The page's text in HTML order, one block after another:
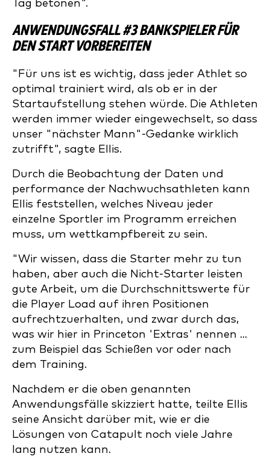
Tag betonen".
ANWENDUNGSFALL #3 BANKSPIELER FÜR
DEN START VORBEREITEN
"Für uns ist es wichtig, dass jeder Athlet so
optimal trainiert wird, als ob er in der
Startaufstellung stehen würde. Die Athleten
werden immer wieder eingewechselt, so dass
unser "nächster Mann"-Gedanke wirklich
zutrifft", sagte Ellis.
Durch die Beobachtung der Daten und
performance der Nachwuchsathleten kann
Ellis feststellen, welches Niveau jeder
einzelne Sportler im Programm erreichen
muss, um wettkampfbereit zu sein.
"Wir wissen, dass die Starter mehr zu tun
haben, aber auch die Nicht-Starter leisten
gute Arbeit, um die Durchschnittswerte für
die Player Load auf ihren Positionen
aufrechtzuerhalten, und zwar durch das,
was wir hier in Princeton 'Extras' nennen ...
zum Beispiel das Schießen vor oder nach
dem Training.
Nachdem er die oben genannten
Anwendungsfälle skizziert hatte, teilte Ellis
seine Ansicht darüber mit, wie er die
Lösungen von Catapult noch viele Jahre
lang nutzen kann.